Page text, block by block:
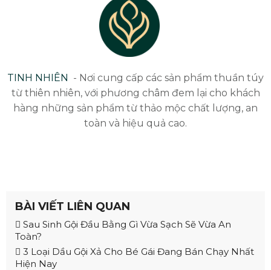
TINH NHIÊN - Nơi cung cấp các sản phẩm thuần túy
từ thiên nhiên, với phương châm đem lại cho khách
hàng những sản phẩm từ thảo mộc chất lượng, an
toàn và hiệu quả cao.
BÀI VIẾT LIÊN QUAN
Sau Sinh Gội Đầu Bằng Gì Vừa Sạch Sẽ Vừa An
Toàn?
3 Loại Dầu Gội Xả Cho Bé Gái Đang Bán Chạy Nhất
Hiện Nay